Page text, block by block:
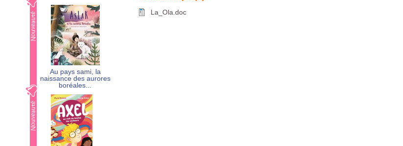
La_Ola.doc
Au pays sami, la
naissance des aurores
boréales...